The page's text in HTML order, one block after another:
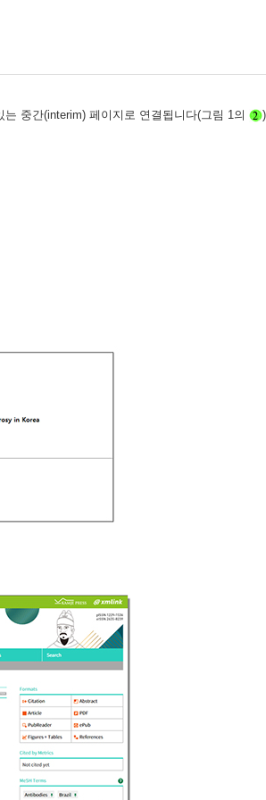
중간(interim) 페이지로 연결됩니다(그림 1의